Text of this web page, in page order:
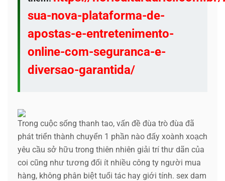
sua-nova-plataforma-de-
apostas-e-entretenimento-
online-com-seguranca-e-
diversao-garantida/
Trong cuộc sống thanh tao, vấn đề đùa trò đùa đã
phát triển thành chuyển 1 phần nào đấy xoành xoạch
yêu cầu sở hữu trong thiên nhiên giải trí thư dãn của
coi cũng như tương đối ít nhiều công ty người mua
hàng, không phân biệt tuổi tác hay giới tính. sex dam